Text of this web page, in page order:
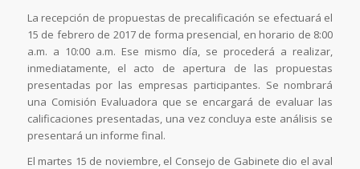
La recepción de propuestas de precalificación se efectuará el
15 de febrero de 2017 de forma presencial, en horario de 8:00
a.m. a 10:00 a.m. Ese mismo día, se procederá a realizar,
inmediatamente, el acto de apertura de las propuestas
presentadas por las empresas participantes. Se nombrará
una Comisión Evaluadora que se encargará de evaluar las
calificaciones presentadas, una vez concluya este análisis se
presentará un informe final.
El martes 15 de noviembre, el Consejo de Gabinete dio el aval